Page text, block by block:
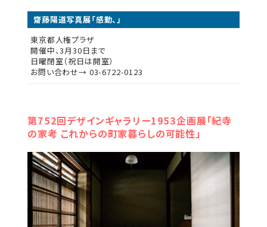
齋藤陽道写真展「感動、」
東京都人権プラザ
開催中、3月30日まで
日曜閉室（祝日は開室）
お問い合わせ→ 03-6722-0123
第752回デザインギャラリー1953企画展「紀寺
の家考 これからの町家暮らしの可能性」